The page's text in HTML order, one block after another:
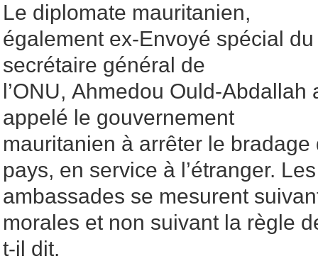
Le diplomate mauritanien,
également ex-Envoyé spécial du
secrétaire général de
l’ONU, Ahmedou Ould-Abdallah
appelé le gouvernement
mauritanien à arrêter le
pays, en service à l’étranger.
ambassades se mesurent
morales et non suivant la règle
t-il dit.